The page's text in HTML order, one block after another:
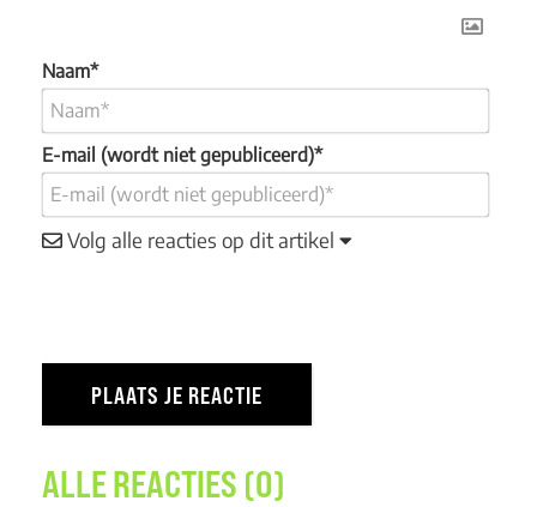
Naam*
E-mail (wordt niet gepubliceerd)*
Volg alle reacties op dit artikel
ALLE REACTIES (0)